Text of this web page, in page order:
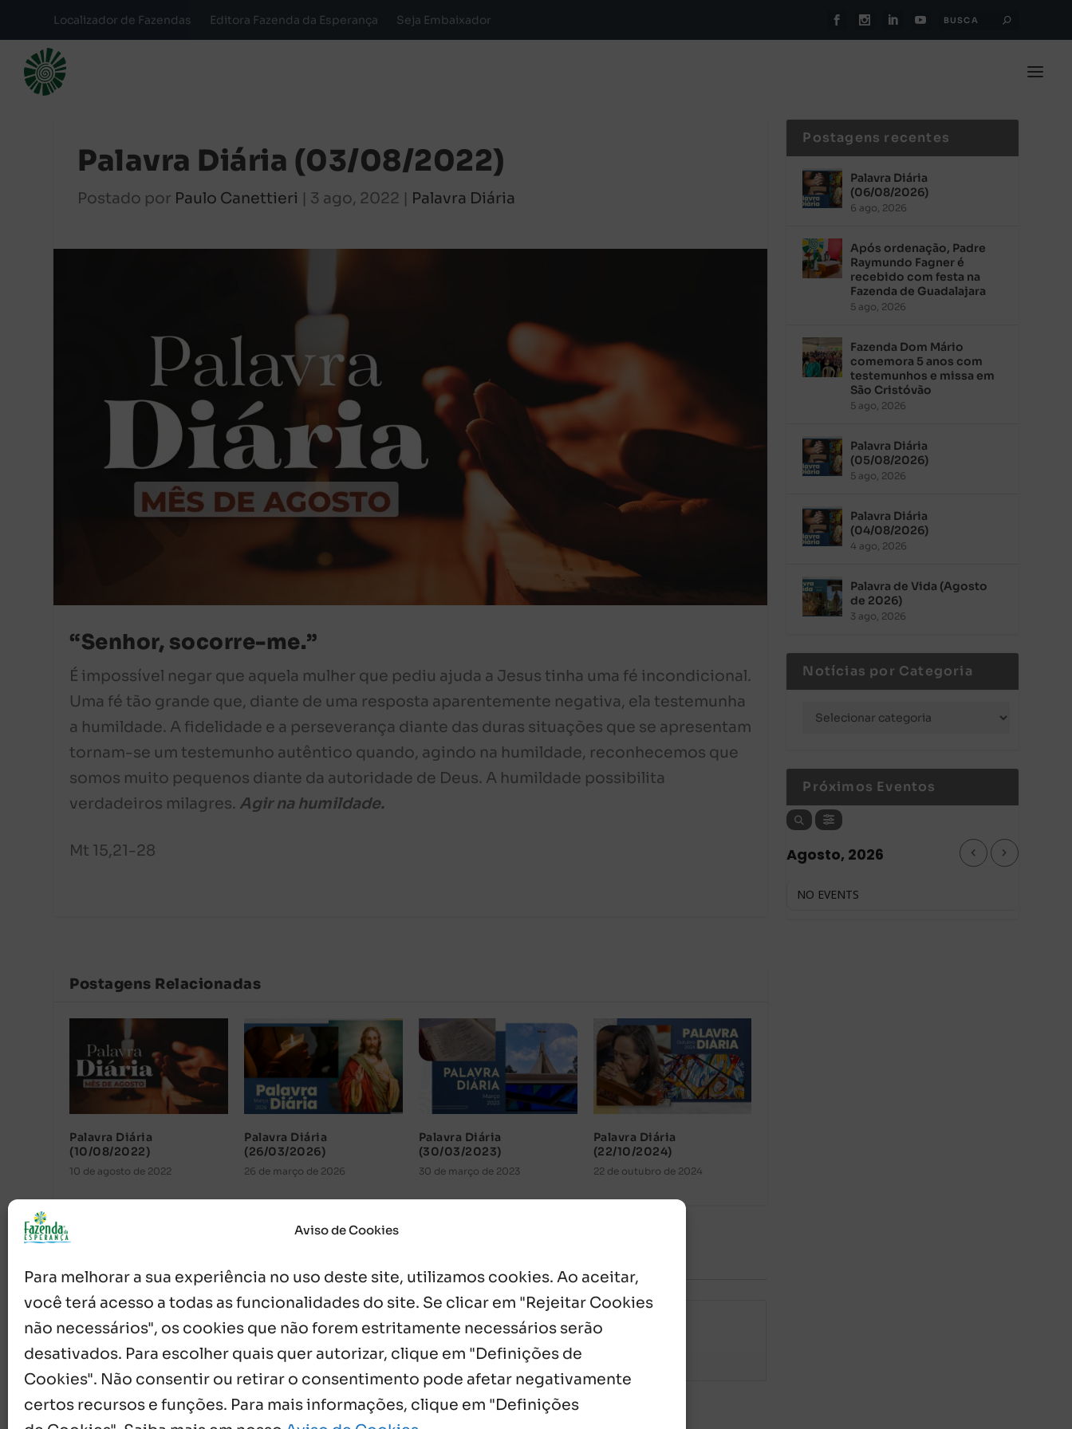
Aviso de Cookies
Para melhorar a sua experiência no uso deste site, utilizamos cookies. Ao aceitar,
você terá acesso a todas as funcionalidades do site. Se clicar em "Rejeitar Cookies
não necessários", os cookies que não forem estritamente necessários serão
desativados. Para escolher quais quer autorizar, clique em "Definições de
Cookies". Não consentir ou retirar o consentimento pode afetar negativamente
certos recursos e funções. Para mais informações, clique em "Definições
Localizador de Fazendas Editora Fazenda da Esperança Seja Embaixador
Palavra Diária (03/08/2022)
Postado por Paulo Canettieri | 3 ago, 2022 | Palavra Diária
“Senhor, socorre-me.”
É impossível negar que aquela mulher que pediu ajuda a Jesus tinha uma fé incondicional.
Uma fé tão grande que, diante de uma resposta aparentemente negativa, ela testemunha
a humildade. A fidelidade e a perseverança diante das duras situações que se apresentam
tornam-se um testemunho autêntico quando, agindo na humildade, reconhecemos que
somos muito pequenos diante da autoridade de Deus. A humildade possibilita
verdadeiros milagres. Agir na humildade.
Mt 15,21-28
Postagens Relacionadas
Palavra Diária
(10/08/2022)
10 de agosto de 2022
Palavra Diária
(26/03/2026)
26 de março de 2026
Palavra Diária
(30/03/2023)
30 de março de 2023
Palavra Diária
(22/10/2024)
22 de outubro de 2024
Postagens recentes
Palavra Diária
(06/08/2026)
6 ago, 2026
Após ordenação, Padre
Raymundo Fagner é
recebido com festa na
Fazenda de Guadalajara
5 ago, 2026
Fazenda Dom Mário
comemora 5 anos com
testemunhos e missa em
São Cristóvão
5 ago, 2026
Palavra Diária
(05/08/2026)
5 ago, 2026
Palavra Diária
(04/08/2026)
4 ago, 2026
Palavra de Vida (Agosto
de 2026)
3 ago, 2026
Notícias por Categoria
Próximos Eventos
Agosto, 2026
NO EVENTS